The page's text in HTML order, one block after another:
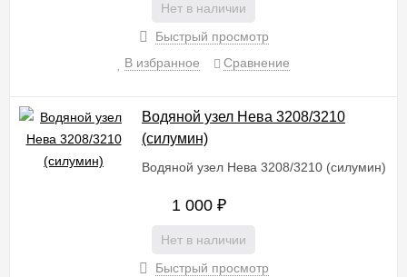
Нет в наличии
Быстрый просмотр
В избранное
Сравнение
Водяной узел Нева 3208/3210
(силумин)
Водяной узел Нева 3208/3210 (силумин)
1 000 ₽
Нет в наличии
Быстрый просмотр